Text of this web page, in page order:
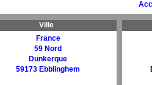
Ville
France
59 Nord
Dunkerque
59173 Ebblinghem